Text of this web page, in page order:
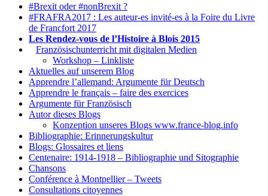
#Brexit oder #nonBrexit ?
#FRAFRA2017 : Les auteur-es invité-es à la Foire du Livre
de Francfort 2017
Les Rendez-vous de l’Histoire à Blois 2015
Französischunterricht mit digitalen Medien
Workshop – Linkliste
Aktuelles auf unserem Blog
Apprendre l’allemand: Argumente für Deutsch
Apprendre le français – faire des exercices
Argumente für Französisch
Autor dieses Blogs
Konzeption unseres Blogs www.france-blog.info
Bibliographie: Erinnerungskultur
Blogs: Glossaires et liens
Centenaire: 1914-1918 – Bibliographie und Sitographie
Chansons
Conférence à Montpellier – Tweets
Consultations citoyennes